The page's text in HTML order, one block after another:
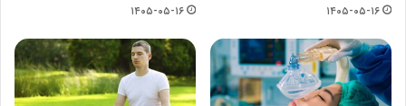
۱۴۰۵-۰۵-۱۶ ۱۴۰۵-۰۵-۱۶